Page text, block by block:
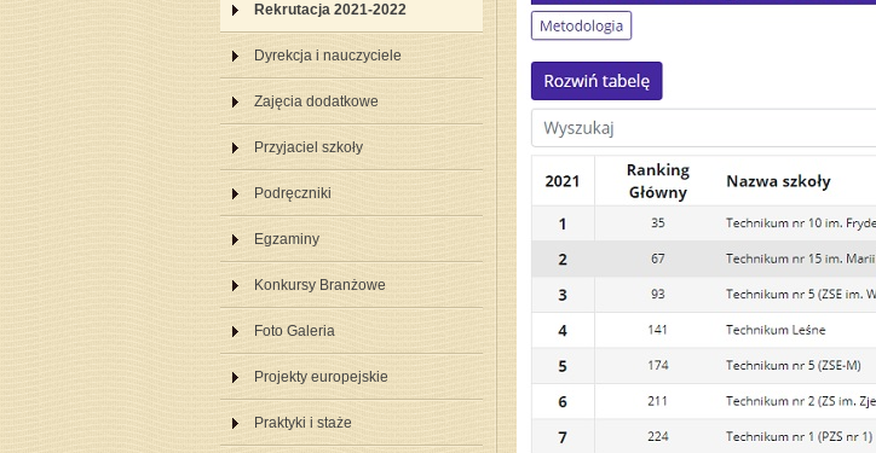
Rekrutacja 2021-2022
Dyrekcja i nauczyciele
Zajęcia dodatkowe
Przyjaciel szkoły
Podręczniki
Egzaminy
Konkursy Branżowe
Foto Galeria
Projekty europejskie
Praktyki i staże